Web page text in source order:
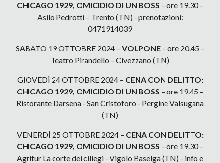
CHICAGO 1929, OMICIDIO DI UN BOSS – ore 19.30 –
Asilo Pedrotti – Trento (TN) - prenotazioni:
0471914039
SABATO 19 OTTOBRE 2024 – VOLPONE– ore 20.45 –
Teatro Pirandello – Civezzano (TN)
GIOVEDÌ 24 OTTOBRE 2024 – CENA CON DELITTO:
CHICAGO 1929, OMICIDIO DI UN BOSS – ore 19.45 –
Ristorante Darsena - San Cristoforo - Pergine Valsugana
(TN)
VENERDÌ 25 OTTOBRE 2024 – CENA CON DELITTO:
CHICAGO 1929, OMICIDIO DI UN BOSS – ore 19.30–
Agritur La corte dei ciliegi - Vigolo Baselga (TN) - info e